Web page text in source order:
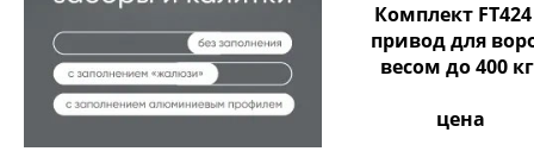
Комплект FT424
привод для
весом до 400
цена